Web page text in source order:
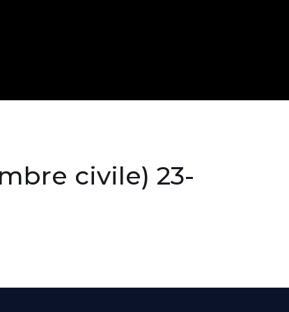
civile) 23-